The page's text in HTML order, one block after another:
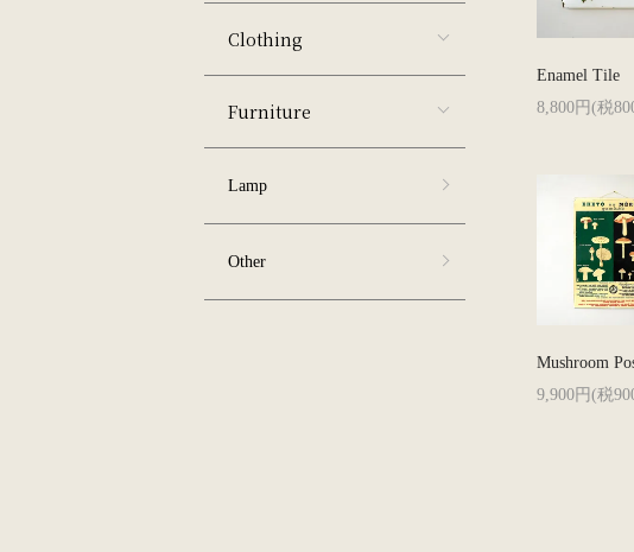
Enamel Tile
8,800円(税
Mushroom
9,900円(税
Clothing
Furniture
Lamp
Other